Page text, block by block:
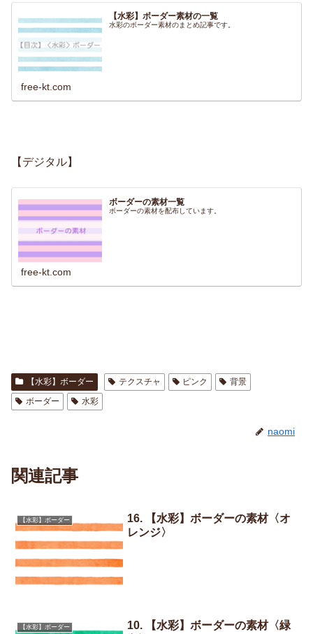
【水彩】ボーダー素材の一覧
水彩のボーダー素材のまとめ記事です。
free-kt.com
【デジタル】
ボーダーの素材一覧
ボーダーの素材を配布しています。
free-kt.com
【水彩】ボーダー テクスチャ ピンク
背景
ボーダー
水彩
naomi
関連記事
【水彩】ボーダー
16. 【水彩】ボーダーの素材〈オ
レンジ〉
【水彩】ボーダー
10. 【水彩】ボーダーの素材〈緑